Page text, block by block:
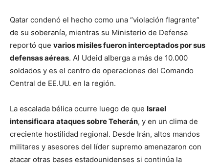
Qatar condenó el hecho como una “violación flagrante”
de su soberanía, mientras su Ministerio de Defensa
reportó que varios misiles fueron interceptados por sus
defensas aéreas. Al Udeid alberga a más de 10.000
soldados y es el centro de operaciones del Comando
Central de EE.UU. en la región.
La escalada bélica ocurre luego de que Israel
intensificara ataques sobre Teherán, y en un clima de
creciente hostilidad regional. Desde Irán, altos mandos
militares y asesores del líder supremo amenazaron con
atacar otras bases estadounidenses si continúa la